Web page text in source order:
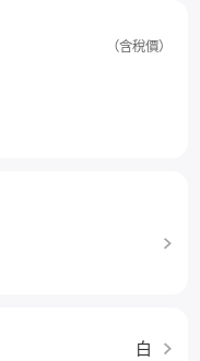
（含稅價）
白